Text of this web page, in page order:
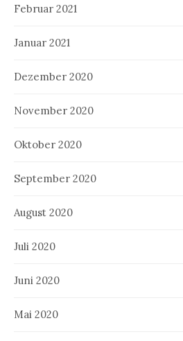
Februar 2021
Januar 2021
Dezember 2020
November 2020
Oktober 2020
September 2020
August 2020
Juli 2020
Juni 2020
Mai 2020